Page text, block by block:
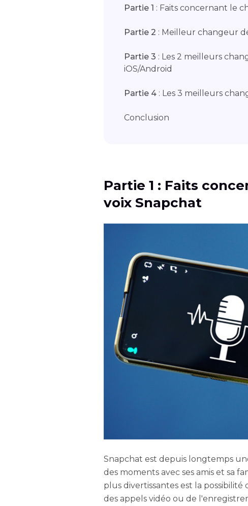
Partie 1 : Faits concernant le
Partie 2 : Meilleur changeur
Partie 3 : Les 2 meilleurs
iOS/Android
Partie 4 : Les 3 meilleurs
Conclusion
Partie 1 : Faits
voix Snapchat
Snapchat est depuis longtemps
des moments avec ses amis et sa
plus divertissantes est la
des appels vidéo ou de